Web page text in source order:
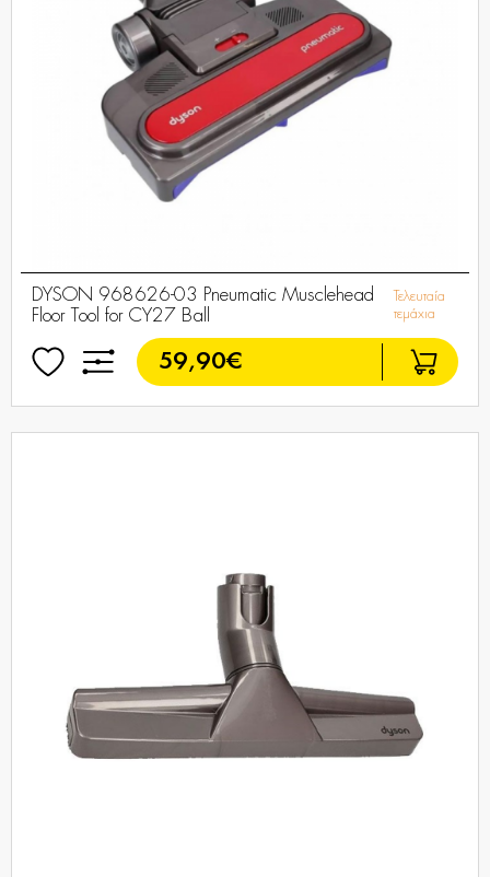
DYSON 968626-03 Pneumatic Musclehead
Floor Tool for CY27 Ball
Τελευταία
τεμάχια
59,90€